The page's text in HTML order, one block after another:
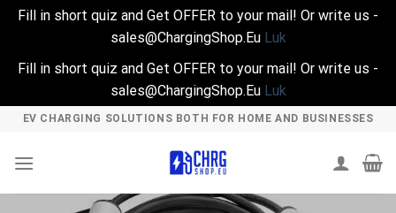
Fill in short quiz and Get OFFER to your mail! Or write us -
sales@ChargingShop.Eu Luk
Fill in short quiz and Get OFFER to your mail! Or write us -
sales@ChargingShop.Eu Luk
Skip
content
EV CHARGING SOLUTIONS BOTH FOR HOME AND BUSINESSES